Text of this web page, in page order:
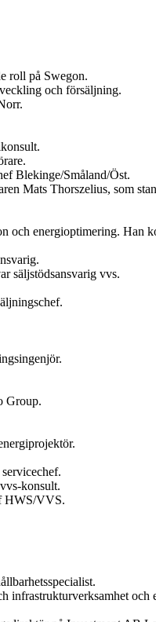
roll på Swegon.
och försäljning.
Blekinge/Småland/Öst.
Mats Thorszelius, som
och energioptimering. Han
säljstödsansvarig vvs.
Group.
konsult.
HWS/VVS.
infrastrukturverksamhet